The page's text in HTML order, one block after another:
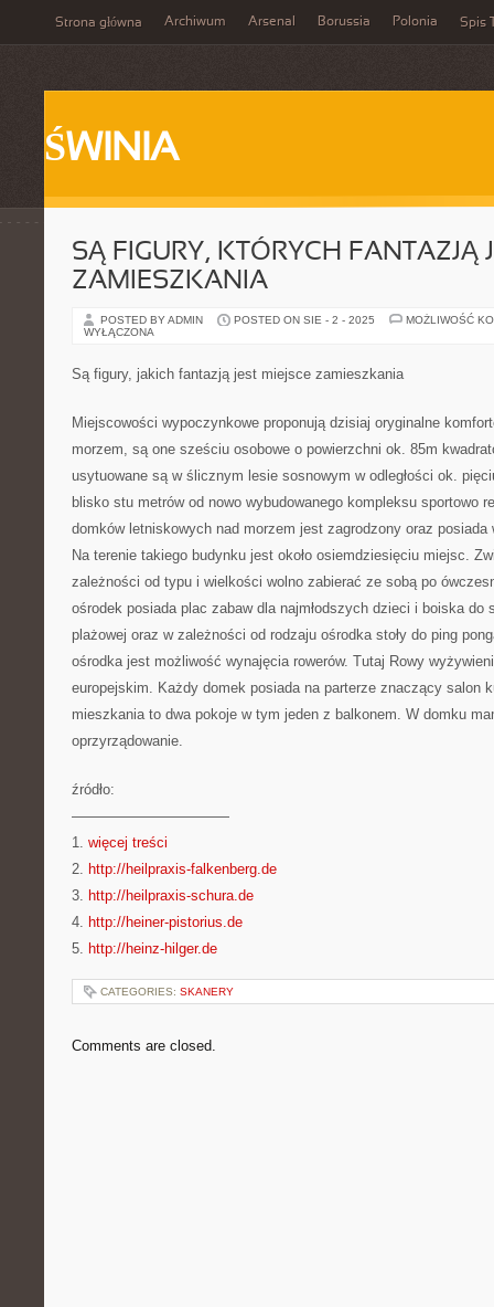
Strona główna Archiwum Arsenal Borussia Polonia Spis
ŚWINIA
SĄ FIGURY, KTÓRYCH FANTAZJĄ
ZAMIESZKANIA
POSTED BY ADMIN POSTED ON SIE - 2 - 2025
MOŻLIWOŚĆ
WYŁĄCZONA
Są figury, jakich fantazją jest miejsce zamieszkania
Miejscowości wypoczynkowe proponują dzisiaj oryginalne
morzem, są one sześciu osobowe o powierzchni ok. 85m
usytuowane są w ślicznym lesie sosnowym w odległości ok.
blisko stu metrów od nowo wybudowanego kompleksu sportowo
domków letniskowych nad morzem jest zagrodzony oraz posiada
Na terenie takiego budynku jest około osiemdziesięciu miejsc.
zależności od typu i wielkości wolno zabierać ze sobą po
ośrodek posiada plac zabaw dla najmłodszych dzieci i boiska do
plażowej oraz w zależności od rodzaju ośrodka stoły do ping
ośrodka jest możliwość wynajęcia rowerów. Tutaj Rowy
europejskim. Każdy domek posiada na parterze znaczący salon
mieszkania to dwa pokoje w tym jeden z balkonem. W domku
oprzyrządowanie.
źródło:
———————————
1. więcej treści
2. http://heilpraxis-falkenberg.de
3. http://heilpraxis-schura.de
4. http://heiner-pistorius.de
5. http://heinz-hilger.de
CATEGORIES: SKANERY
Comments are closed.